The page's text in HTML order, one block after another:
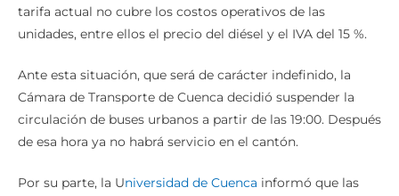
tarifa actual no cubre los costos operativos de las
unidades, entre ellos el precio del diésel y el IVA del 15 %.
Ante esta situación, que será de carácter indefinido, la
Cámara de Transporte de Cuenca decidió suspender la
circulación de buses urbanos a partir de las 19:00. Después
de esa hora ya no habrá servicio en el cantón.
Por su parte, la Universidad de Cuenca informó que las